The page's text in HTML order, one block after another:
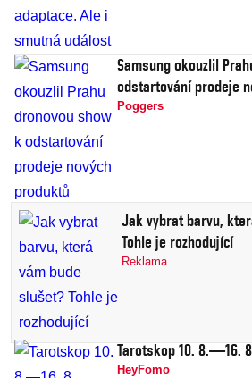
Samsung okouzlil
odstartování prodeje
Poggers
Jak vybrat barvu,
Tohle je rozhodující
Reklama
Tarotskop 10. 8.—16.
HeyFomo